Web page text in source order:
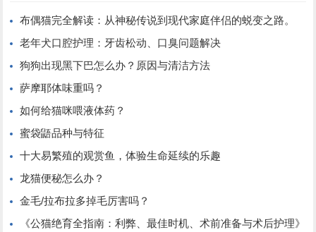
布偶猫完全解读：从神秘传说到现代家庭伴侣的蜕变之路。
老年犬口腔护理：牙齿松动、口臭问题解决
狗狗出现黑下巴怎么办？原因与清洁方法
萨摩耶体味重吗？
如何给猫咪喂液体药？
蜜袋鼯品种与特征
十大易繁殖的观赏鱼，体验生命延续的乐趣
龙猫便秘怎么办？
金毛/拉布拉多掉毛厉害吗？
《公猫绝育全指南：利弊、最佳时机、术前准备与术后护理》